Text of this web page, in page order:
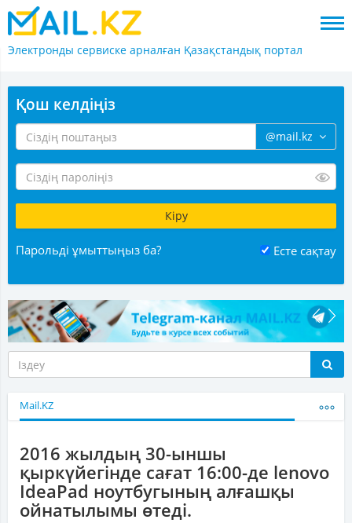
Электронды сервиске арналған Қазақстандық портал
Қош келдіңіз
@mail.kz
Парольді ұмыттыңыз ба? Есте сақтау
Mail.KZ
2016 жылдың 30-ыншы
қыркүйегінде сағат 16:00-де lenovo
IdeaPad ноутбугының алғашқы
ойнатылымы өтеді.